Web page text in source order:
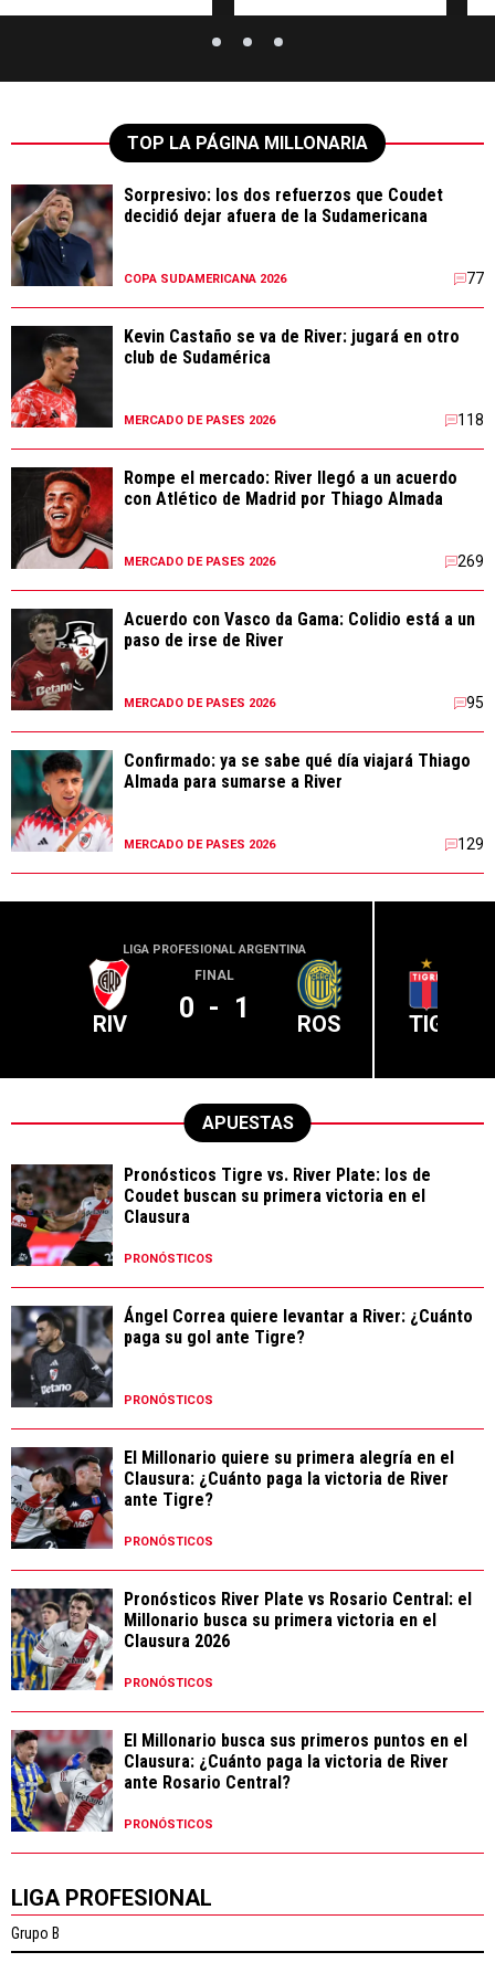
TOP LA PÁGINA MILLONARIA
Sorpresivo: los dos refuerzos que Coudet
decidió dejar afuera de la Sudamericana
COPA SUDAMERICANA 2026 77
Kevin Castaño se va de River: jugará en otro
club de Sudamérica
MERCADO DE PASES 2026 118
Rompe el mercado: River llegó a un acuerdo
con Atlético de Madrid por Thiago Almada
MERCADO DE PASES 2026 269
Acuerdo con Vasco da Gama: Colidio está a un
paso de irse de River
MERCADO DE PASES 2026 95
Confirmado: ya se sabe qué día viajará Thiago
Almada para sumarse a River
MERCADO DE PASES 2026 129
LIGA PROFESIONAL ARGENTINA
RIV
FINAL
0 - 1 ROS TIG
APUESTAS
Pronósticos Tigre vs. River Plate: los de
Coudet buscan su primera victoria en el
Clausura
PRONÓSTICOS
Ángel Correa quiere levantar a River: ¿Cuánto
paga su gol ante Tigre?
PRONÓSTICOS
El Millonario quiere su primera alegría en el
Clausura: ¿Cuánto paga la victoria de River
ante Tigre?
PRONÓSTICOS
Pronósticos River Plate vs Rosario Central: el
Millonario busca su primera victoria en el
Clausura 2026
PRONÓSTICOS
El Millonario busca sus primeros puntos en el
Clausura: ¿Cuánto paga la victoria de River
ante Rosario Central?
PRONÓSTICOS
LIGA PROFESIONAL